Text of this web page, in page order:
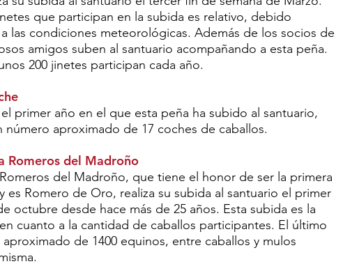
que participan en la subida es relativo, debido
las condiciones meteorológicas. Además de los socios de
amigos suben al santuario acompañando a esta peña.
200 jinetes participan cada año.
primer año en el que esta peña ha subido al santuario,
número aproximado de 17 coches de caballos.
Romeros del Madroño
del Madroño, que tiene el honor de ser la primera
es Romero de Oro, realiza su subida al santuario el primer
octubre desde hace más de 25 años. Esta subida es la
cuanto a la cantidad de caballos participantes. El último
de 1400 equinos, entre caballos y mulos